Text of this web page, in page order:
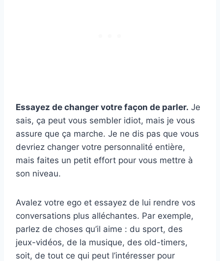
Essayez de changer votre façon de parler. Je
sais, ça peut vous sembler idiot, mais je vous
assure que ça marche. Je ne dis pas que vous
devriez changer votre personnalité entière,
mais faites un petit effort pour vous mettre à
son niveau.
Avalez votre ego et essayez de lui rendre vos
conversations plus alléchantes. Par exemple,
parlez de choses qu’il aime : du sport, des
jeux-vidéos, de la musique, des old-timers,
soit, de tout ce qui peut l’intéresser pour